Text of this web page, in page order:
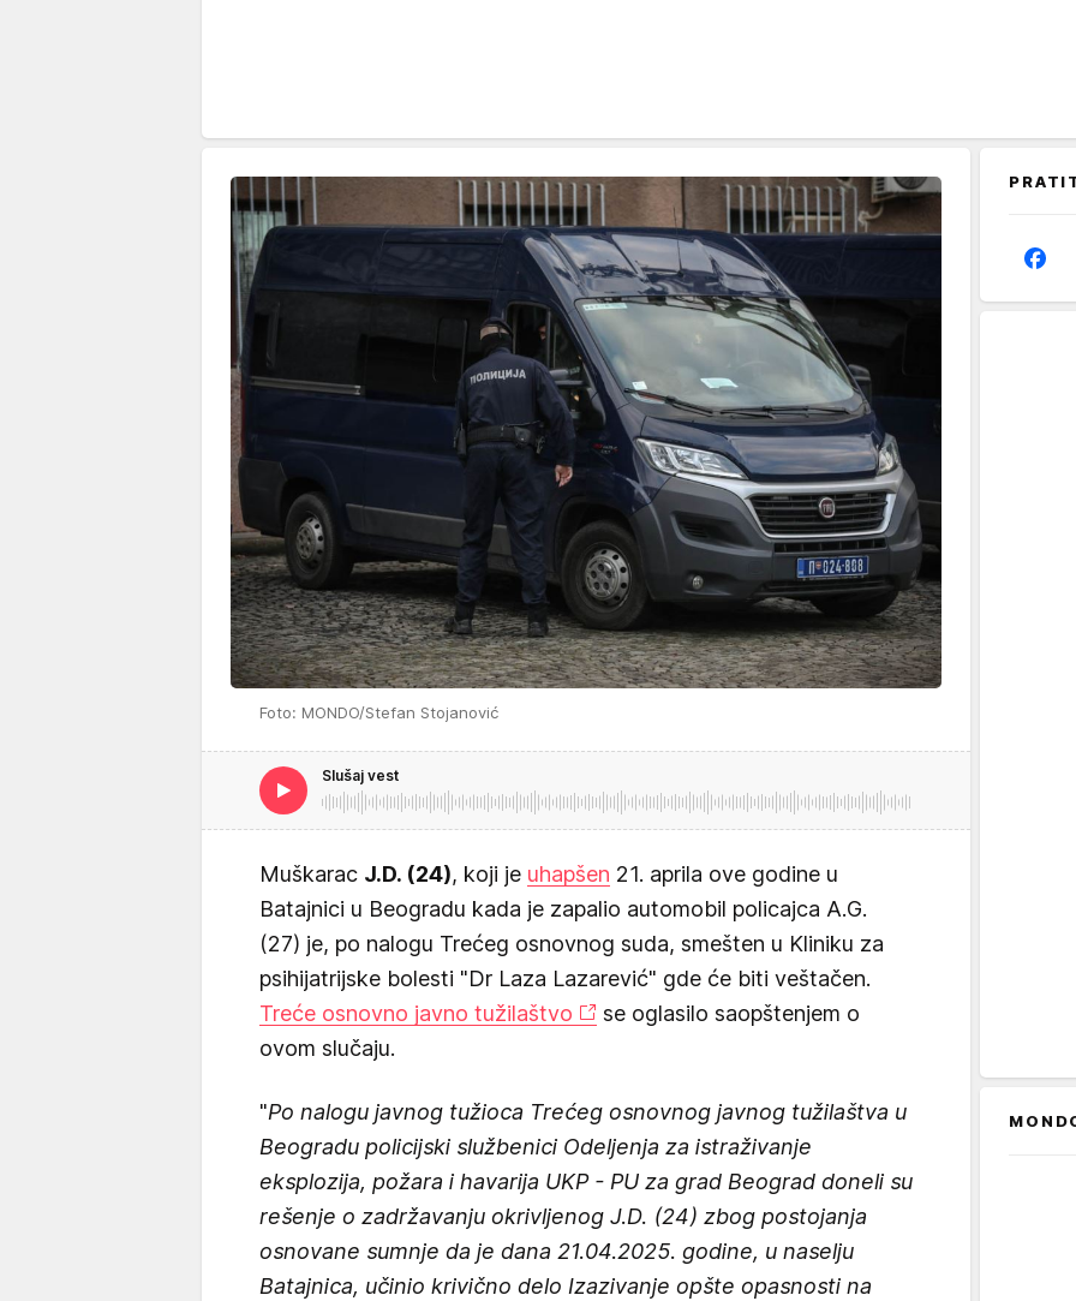
Foto: MONDO/Stefan Stojanović
Slušaj vest
Muškarac J.D. (24), koji je uhapšen 21. aprila ove godine u
Batajnici u Beogradu kada je zapalio automobil policajca A.G.
(27) je, po nalogu Trećeg osnovnog suda, smešten u Kliniku za
psihijatrijske bolesti "Dr Laza Lazarević" gde će biti veštačen.
Treće osnovno javno tužilaštvo
se oglasilo saopštenjem o
ovom slučaju.
"Po nalogu javnog tužioca Trećeg osnovnog javnog tužilaštva u
Beogradu policijski službenici Odeljenja za istraživanje
eksplozija, požara i havarija UKP - PU za grad Beograd doneli su
rešenje o zadržavanju okrivljenog J.D. (24) zbog postojanja
osnovane sumnje da je dana 21.04.2025. godine, u naselju
Batajnica, učinio krivično delo Izazivanje opšte opasnosti na